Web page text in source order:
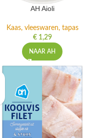
AH Aioli
Kaas, vleeswaren, tapas
€1,29
NAAR AH